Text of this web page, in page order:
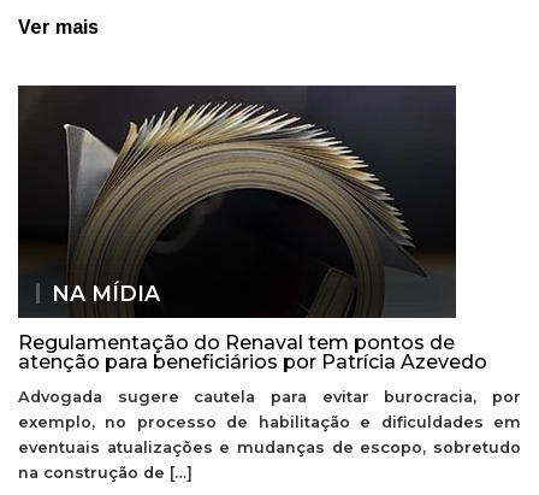
Ver mais
NA MÍDIA
Regulamentação do Renaval tem pontos de
atenção para beneficiários por Patrícia Azevedo
Advogada sugere cautela para evitar burocracia, por
exemplo, no processo de habilitação e dificuldades em
eventuais atualizações e mudanças de escopo, sobretudo
na construção de […]